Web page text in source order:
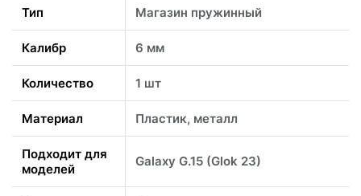
Тип Магазин пружинный
Калибр 6 мм
Количество 1 шт
Материал Пластик, металл
Подходит для
моделей
Galaxy G.15 (Glok 23)